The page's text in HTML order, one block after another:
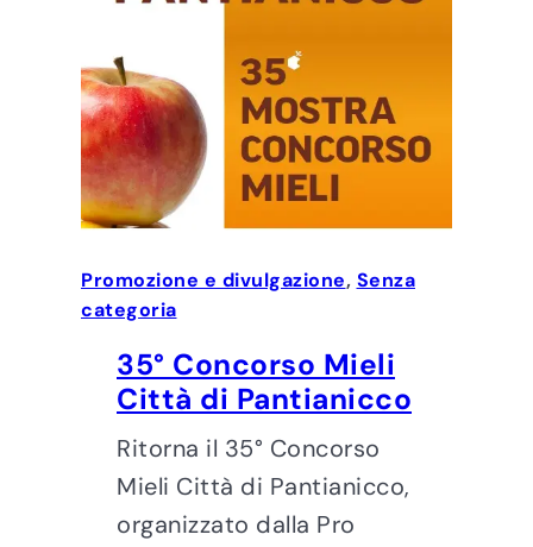
Promozione e divulgazione, Senza
categoria
35° Concorso Mieli
Città di Pantianicco
Ritorna il 35° Concorso
Mieli Città di Pantianicco,
organizzato dalla Pro